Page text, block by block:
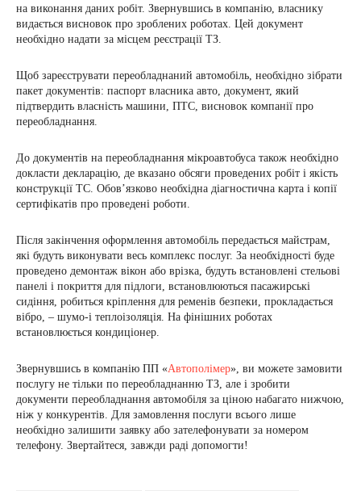
на виконання даних робіт. Звернувшись в компанію, власнику
видається висновок про зроблених роботах. Цей документ
необхідно надати за місцем реєстрації ТЗ.
Щоб зареєструвати переобладнаний автомобіль, необхідно зібрати
пакет документів: паспорт власника авто, документ, який
підтвердить власність машини, ПТС, висновок компанії про
переобладнання.
До документів на переобладнання мікроавтобуса також необхідно
докласти декларацію, де вказано обсяги проведених робіт і якість
конструкції ТС. Обов’язково необхідна діагностична карта і копії
сертифікатів про проведені роботи.
Після закінчення оформлення автомобіль передається майстрам,
які будуть виконувати весь комплекс послуг. За необхідності буде
проведено демонтаж вікон або врізка, будуть встановлені стельові
панелі і покриття для підлоги, встановлюються пасажирські
сидіння, робиться кріплення для ременів безпеки, прокладається
вібро, – шумо-і теплоізоляція. На фінішних роботах
встановлюється кондиціонер.
Звернувшись в компанію ПП «Автополімер», ви можете замовити
послугу не тільки по переобладнанню ТЗ, але і зробити
документи переобладнання автомобіля за ціною набагато нижчою,
ніж у конкурентів. Для замовлення послуги всього лише
необхідно залишити заявку або зателефонувати за номером
телефону. Звертайтеся, завжди раді допомогти!